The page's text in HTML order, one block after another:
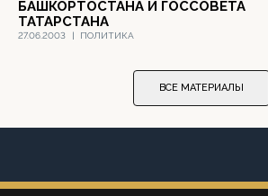
27.06.2003 | ПОЛИТИКА
БАШКОРТОСТАНА И ГОССОВЕТА
ТАТАРСТАНА
ВСЕ МАТЕРИАЛЫ